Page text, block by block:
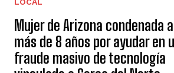
Mujer de Arizona condenada a
más de 8 años por ayudar en
fraude masivo de tecnología